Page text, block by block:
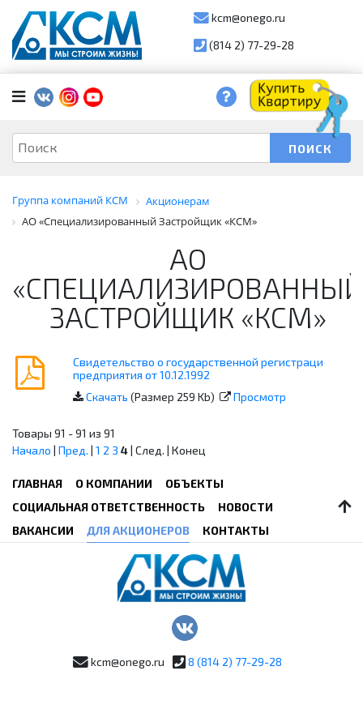
kcm@onego.ru
(814 2) 77-29-28
Группа компаний КСМ
Акционерам
АО «Специализированный Застройщик «КСМ»
АО
«СПЕЦИАЛИЗИРОВАННЫЙ
ЗАСТРОЙЩИК «КСМ»
Свидетельство о государственной регистраци
предприятия от 10.12.1992
Скачать (Размер 259 Kb) Просмотр
Товары 91 - 91 из 91
Начало | Пред. | 1 2 3 4 | След. | Конец
ГЛАВНАЯ О КОМПАНИИ
ОБЪЕКТЫ
СОЦИАЛЬНАЯ ОТВЕТСТВЕННОСТЬ
НОВОСТИ
ВАКАНСИИ
ДЛЯ АКЦИОНЕРОВ КОНТАКТЫ
kcm@onego.ru 8 (814 2) 77-29-28